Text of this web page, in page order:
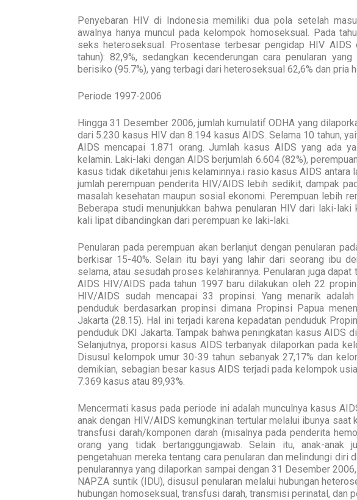
Penyebaran HIV di Indonesia memiliki dua pola setelah
awalnya hanya muncul pada kelompok homoseksual. Pada
seks heteroseksual. Prosentase terbesar pengidap HIV
tahun): 82,9%, sedangkan kecenderungan cara penularan
berisiko (95.7%), yang terbagi dari heteroseksual 62,6% dan pria
Periode 1997-2006
Hingga 31 Desember 2006, jumlah kumulatif ODHA yang
dari 5.230 kasus HIV dan 8.194 kasus AIDS. Selama 10 tahun,
AIDS mencapai 1.871 orang. Jumlah kasus AIDS yang ada
kelamin. Laki-laki dengan AIDS berjumlah 6.604 (82%),
kasus tidak diketahui jenis kelaminnya.i rasio kasus AIDS antara
jumlah perempuan penderita HIV/AIDS lebih sedikit, dampak
masalah kesehatan maupun sosial ekonomi. Perempuan lebih
Beberapa studi menunjukkan bahwa penularan HIV dari laki-
kali lipat dibandingkan dari perempuan ke laki-laki.
Penularan pada perempuan akan berlanjut dengan penularan
berkisar 15-40%. Selain itu bayi yang lahir dari seorang ibu
selama, atau sesudah proses kelahirannya. Penularan juga
AIDS HIV/AIDS pada tahun 1997 baru dilakukan oleh 22
HIV/AIDS sudah mencapai 33 propinsi. Yang menarik
penduduk berdasarkan propinsi dimana Propinsi Papua
Jakarta (28.15). Hal ini terjadi karena kepadatan penduduk
penduduk DKI Jakarta. Tampak bahwa peningkatan kasus AIDS
Selanjutnya, proporsi kasus AIDS terbanyak dilaporkan pada
Disusul kelompok umur 30-39 tahun sebanyak 27,17% dan
demikian, sebagian besar kasus AIDS terjadi pada kelompok
7.369 kasus atau 89,93%.
Mencermati kasus pada periode ini adalah munculnya kasus
anak dengan HIV/AIDS kemungkinan tertular melalui ibunya saat
transfusi darah/komponen darah (misalnya pada penderita
orang yang tidak bertanggungjawab. Selain itu, anak-
pengetahuan mereka tentang cara penularan dan melindungi diri
penularannya yang dilaporkan sampai dengan 31 Desember
NAPZA suntik (IDU), disusul penularan melalui hubungan
hubungan homoseksual, transfusi darah, transmisi perinatal, dan